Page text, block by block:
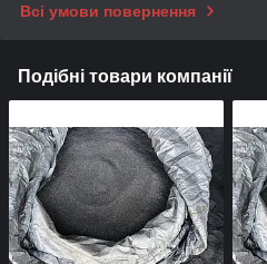
Всі умови повернення
Подібні товари компанії